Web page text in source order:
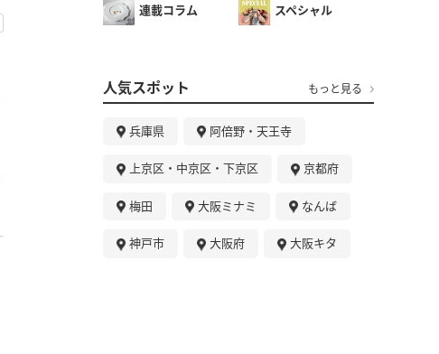
連載コラム スペシャル
人気スポット もっと見る
兵庫県 阿倍野・天王寺
上京区・中京区・下京区 京都府
梅田 大阪ミナミ なんば
神戸市 大阪府 大阪キタ